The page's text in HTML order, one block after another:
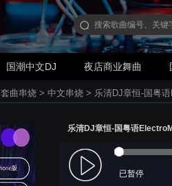
国潮中文DJ 夜店商业舞曲
套曲串烧 > 中文串烧 > 乐清DJ章恒-国粤
乐清DJ章恒-国粤语
已暂停